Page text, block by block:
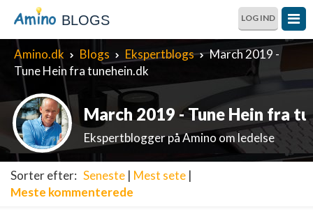
BLOGS LOG IND
Amino.dk Blogs Ekspertblogs
March 2019 -
Tune Hein fra tunehein.dk
March 2019 - Tune Hein fra
Ekspertblogger på Amino om ledelse
Sorter efter: Seneste | Mest sete |
Meste kommenterede